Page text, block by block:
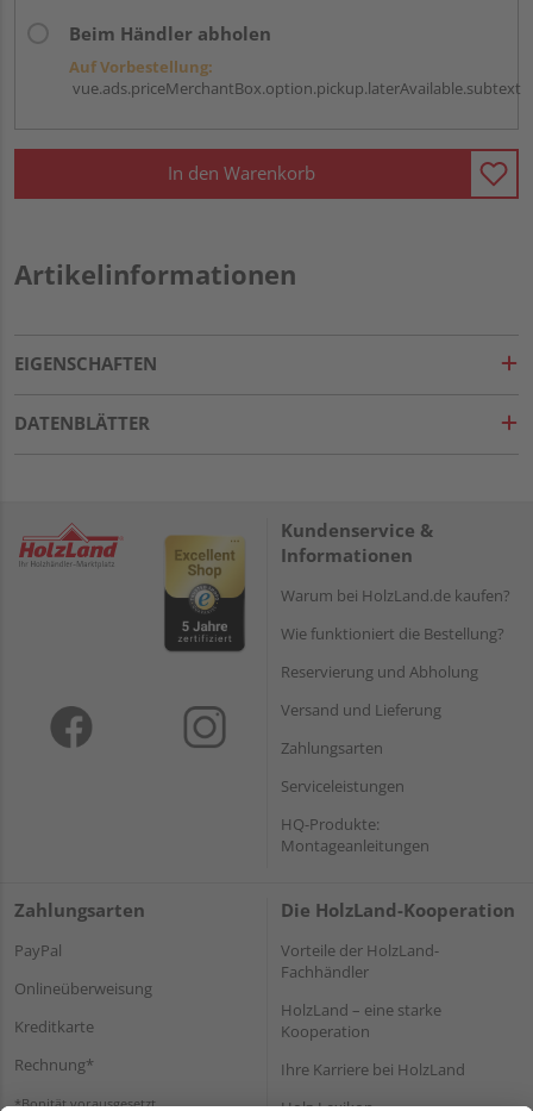
Beim Händler abholen
Auf Vorbestellung:
vue.ads.priceMerchantBox.option.pickup.laterAvailable.subtext
In den Warenkorb
Artikelinformationen
EIGENSCHAFTEN
DATENBLÄTTER
Kundenservice &
Informationen
Warum bei HolzLand.de kaufen?
Wie funktioniert die Bestellung?
Reservierung und Abholung
Versand und Lieferung
Zahlungsarten
Serviceleistungen
HQ-Produkte:
Montageanleitungen
Zahlungsarten
PayPal
Onlineüberweisung
Kreditkarte
Rechnung*
*Bonität vorausgesetzt
Die HolzLand-Kooperation
Vorteile der HolzLand-
Fachhändler
HolzLand – eine starke
Kooperation
Ihre Karriere bei HolzLand